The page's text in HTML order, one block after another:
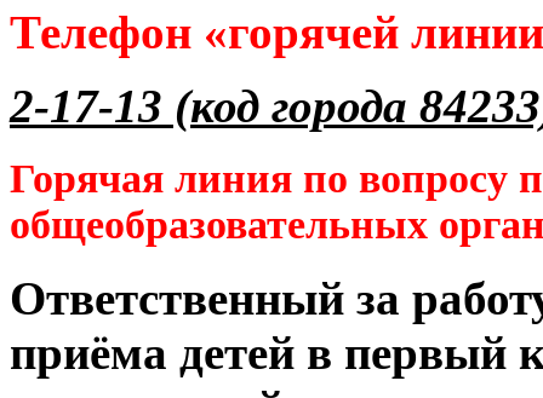
Телефон «горячей
2-17-13 (код города
Горячая линия по вопросу
общеобразовательных
Ответственный за
приёма детей в первый